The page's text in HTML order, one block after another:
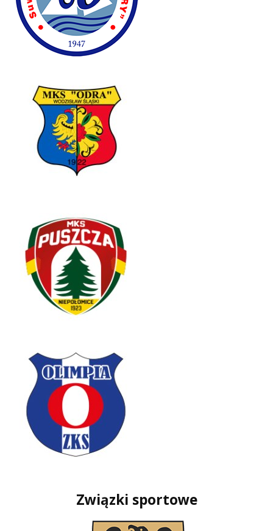
Związki sportowe